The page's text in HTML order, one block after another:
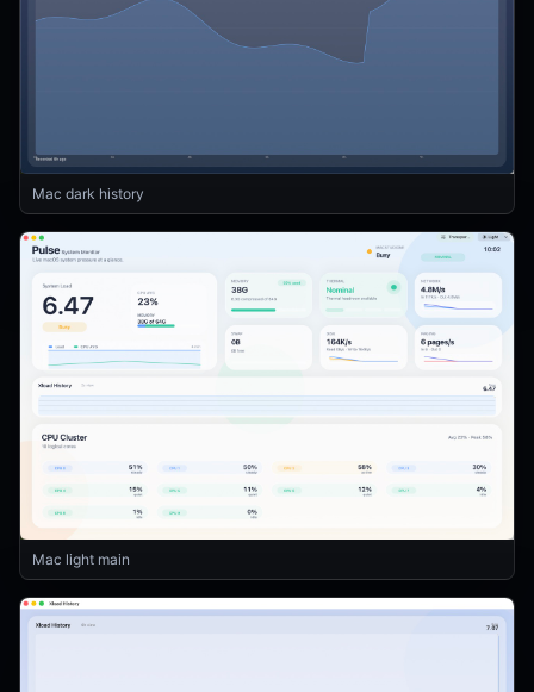
Mac dark history
Mac light main